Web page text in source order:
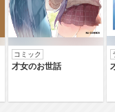
コミック
才女のお世話